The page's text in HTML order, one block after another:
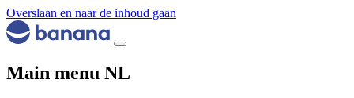
Overslaan en naar de inhoud gaan
Main menu NL